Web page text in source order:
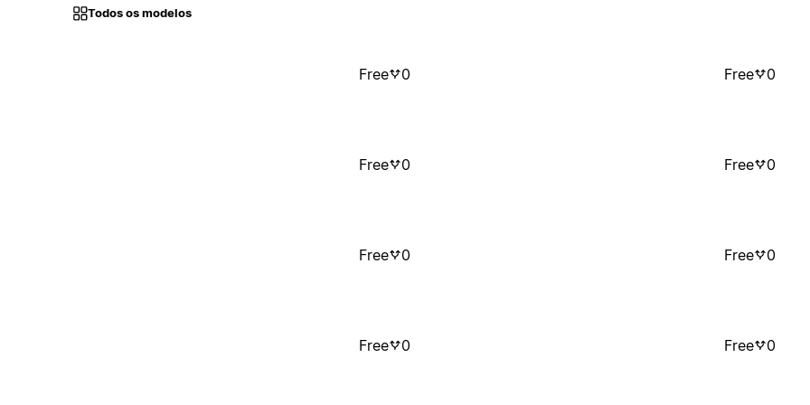
Todos os modelos
Free 0 Free 0
Free 0 Free 0
Free 0 Free 0
Free 0 Free 0